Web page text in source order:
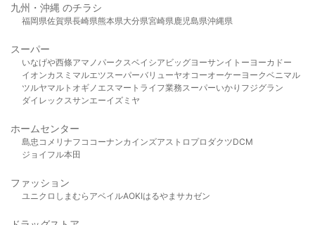
九州・沖縄 のチラシ
福岡県佐賀県長崎県熊本県大分県宮崎県鹿児島県沖縄県
スーパー
いなげや西條アマノパークスベイシア ビッグヨーサンイトーヨーカドー
イオンカスミ マルエツスーパーバリューヤオコーオーケー ヨークベニマル
ツルヤマルト オギノ エスマート ライフ業務スーパーいかり フジグラン
ダイレックスサンエーイズミヤ
ホームセンター
島忠 コメリ ナフコ コーナンカインズアストロプロダクツDCM
ジョイフル本田
ファッション
ユニクロ しまむら アベイルAOKIはるやま サカゼン